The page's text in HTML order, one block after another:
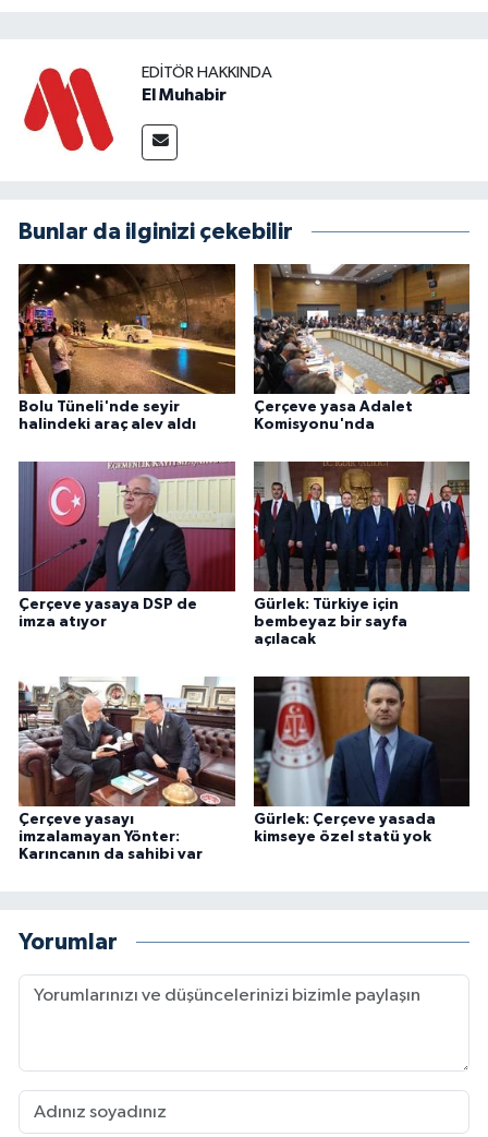
EDITÖR HAKKINDA
El Muhabir
Bunlar da ilginizi çekebilir
Bolu Tüneli'nde seyir
halindeki araç alev aldı
Çerçeve yasa Adalet
Komisyonu'nda
Çerçeve yasaya DSP de
imza atıyor
Gürlek: Türkiye için
bembeyaz bir sayfa
açılacak
Çerçeve yasayı
imzalamayan Yönter:
Karıncanın da sahibi var
Gürlek: Çerçeve yasada
kimseye özel statü yok
Yorumlar